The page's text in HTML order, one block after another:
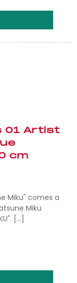
01 Artist
cm
Miku" comes a
Miku
[...]